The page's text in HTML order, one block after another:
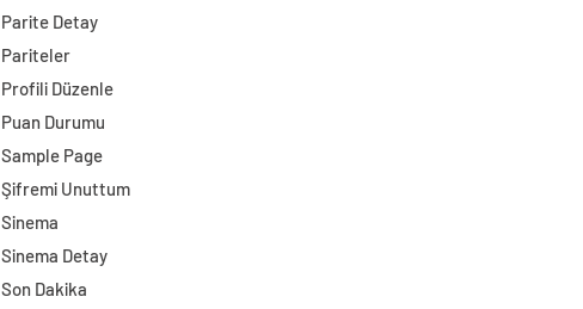
Parite Detay
Pariteler
Profili Düzenle
Puan Durumu
Sample Page
Şifremi Unuttum
Sinema
Sinema Detay
Son Dakika